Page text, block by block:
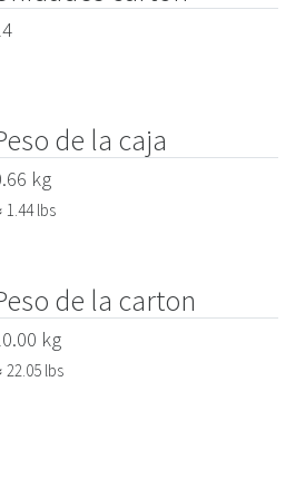
de la caja
kg
1.44 lbs
de la carton
kg
22.05 lbs